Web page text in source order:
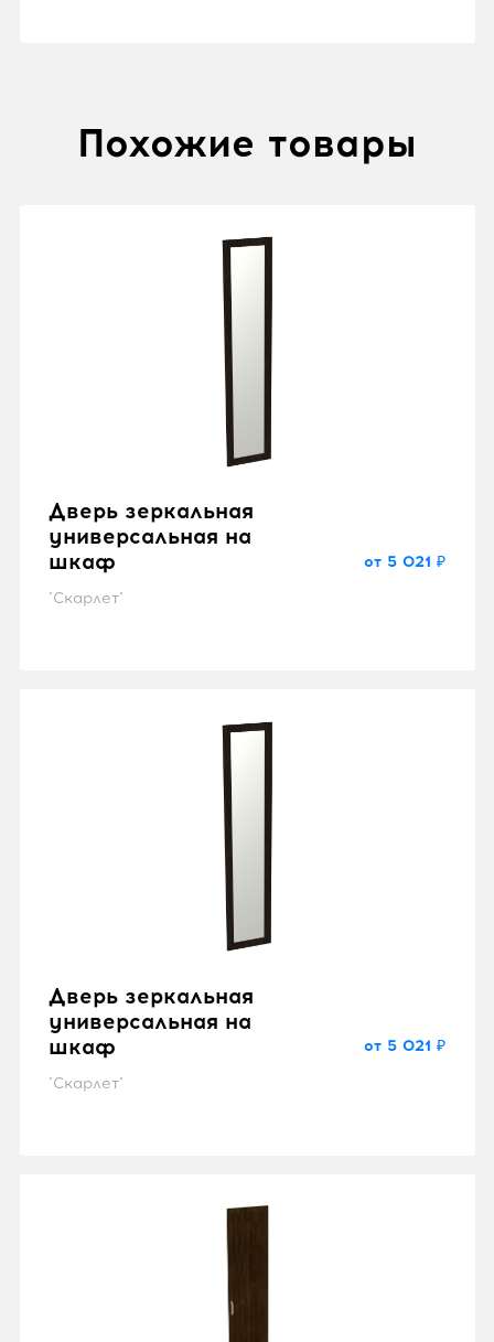
Похожие товары
Дверь зеркальная
универсальная на
шкаф
"Скарлет"
от 5 021 ₽
Дверь зеркальная
универсальная на
шкаф
"Скарлет"
от 5 021 ₽